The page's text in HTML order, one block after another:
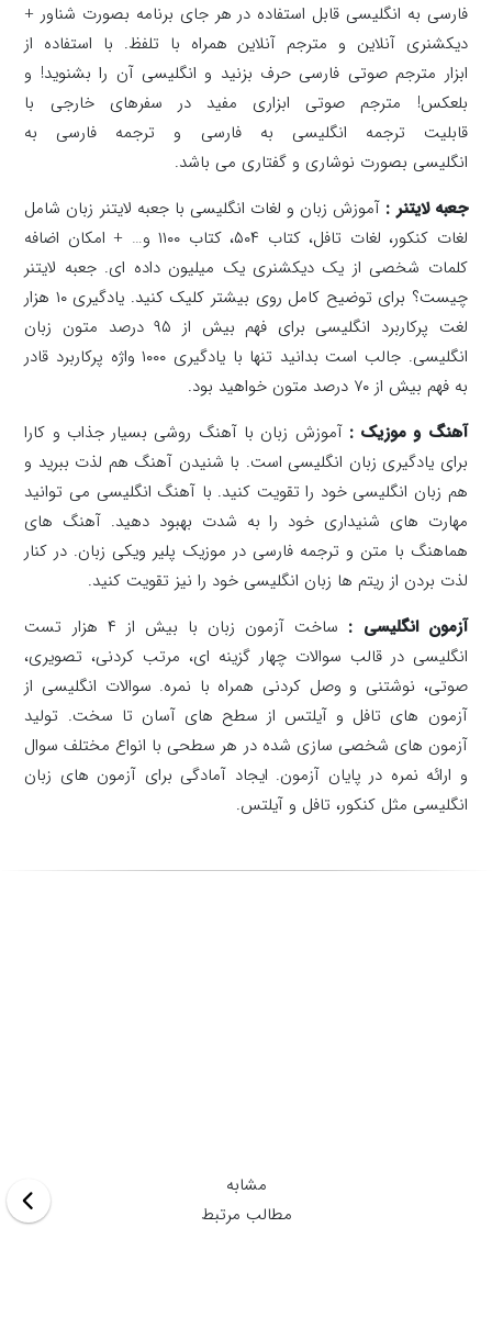
فارسی به انگلیسی قابل استفاده در هر جای برنامه بصورت شناور +
دیکشنری آنلاین و مترجم آنلاین همراه با تلفظ. با استفاده از
ابزار مترجم صوتی فارسی حرف بزنید و انگلیسی آن را بشنوید! و
بلعکس! مترجم صوتی ابزاری مفید در سفرهای خارجی با
قابلیت ترجمه انگلیسی به فارسی و ترجمه فارسی به
انگلیسی بصورت نوشاری و گفتاری می باشد.
جعبه لایتنر : آموزش زبان و لغات انگلیسی با جعبه لایتنر زبان شامل
لغات کنکور، لغات تافل، کتاب ۵۰۴، کتاب ۱۱۰۰ و… + امکان اضافه
کلمات شخصی از یک دیکشنری یک میلیون داده ای. جعبه لایتنر
چیست؟ برای توضیح کامل روی بیشتر کلیک کنید. یادگیری ۱۰ هزار
لغت پرکاربرد انگلیسی برای فهم بیش از ۹۵ درصد متون زبان
انگلیسی. جالب است بدانید تنها با یادگیری ۱۰۰۰ واژه پرکاربرد قادر
به فهم بیش از ۷۰ درصد متون خواهید بود.
آهنگ و موزیک : آموزش زبان با آهنگ روشی بسیار جذاب و کارا
برای یادگیری زبان انگلیسی است. با شنیدن آهنگ هم لذت ببرید و
هم زبان انگلیسی خود را تقویت کنید. با آهنگ انگلیسی می توانید
مهارت های شنیداری خود را به شدت بهبود دهید. آهنگ های
هماهنگ با متن و ترجمه فارسی در موزیک پلیر ویکی زبان. در کنار
لذت بردن از ریتم ها زبان انگلیسی خود را نیز تقویت کنید.
آزمون انگلیسی :
ساخت آزمون زبان با بیش از ۴ هزار تست
انگلیسی در قالب سوالات چهار گزینه ای، مرتب کردنی، تصویری،
صوتی، نوشتنی و وصل کردنی همراه با نمره. سوالات انگلیسی از
آزمون های تافل و آیلتس از سطح های آسان تا سخت. تولید
آزمون های شخصی سازی شده در هر سطحی با انواع مختلف سوال
و ارائه نمره در پایان آزمون. ایجاد آمادگی برای آزمون های زبان
انگلیسی مثل کنکور، تافل و آیلتس.
مشابه
مطالب مرتبط